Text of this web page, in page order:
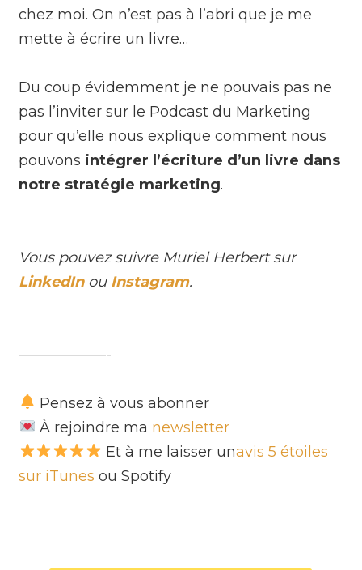
chez moi. On n’est pas à l’abri que je me
mette à écrire un livre…
Du coup évidemment je ne pouvais pas ne
pas l’inviter sur le Podcast du Marketing
pour qu’elle nous explique comment nous
pouvons intégrer l’écriture d’un livre dans
notre stratégie marketing.
Vous pouvez suivre Muriel Herbert sur
LinkedInou Instagram.
——————-
Pensez à vous abonner
À rejoindre ma newsletter
Et à me laisser unavis 5 étoiles
sur iTunes ou Spotify